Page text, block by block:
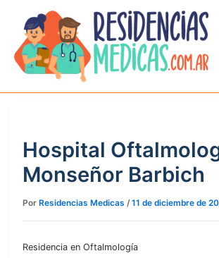
contenido
Hospital
Monseñor Barbich
Por Residencias Medicas /11 de diciembre de
Residencia en Oftalmología